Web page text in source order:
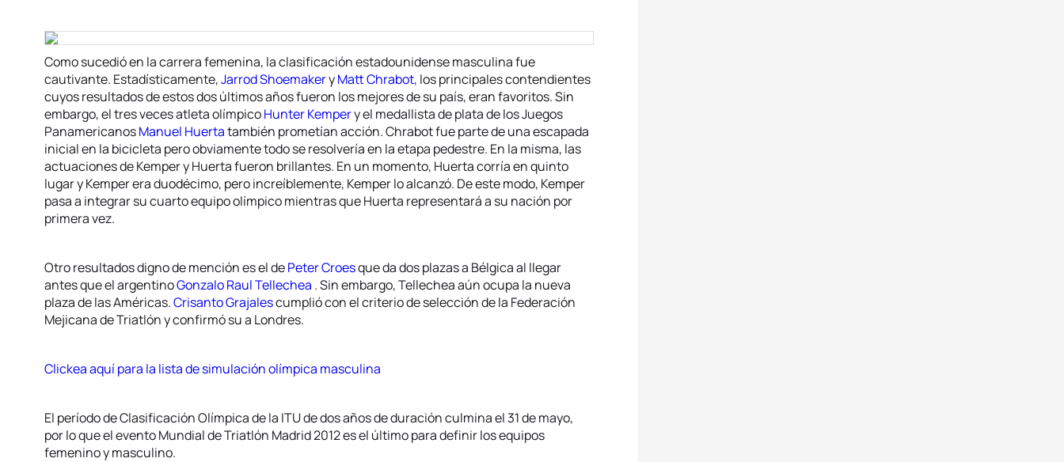
Como sucedió en la carrera femenina, la clasificación estadounidense masculina fue
cautivante. Estadísticamente,Jarrod ShoemakeryMatt Chrabot, los principales contendientes
cuyos resultados de estos dos últimos años fueron los mejores de su país, eran favoritos. Sin
embargo, el tres veces atleta olímpicoHunter Kempery el medallista de plata de los Juegos
PanamericanosManuel Huertatambién prometían acción. Chrabot fue parte de una escapada
inicial en la bicicleta pero obviamente todo se resolvería en la etapa pedestre. En la misma, las
actuaciones de Kemper y Huerta fueron brillantes. En un momento, Huerta corría en quinto
lugar y Kemper era duodécimo, pero increíblemente, Kemper lo alcanzó. De este modo, Kemper
pasa a integrar su cuarto equipo olímpico mientras que Huerta representará a su nación por
primera vez.
Otro resultados digno de mención es el dePeter Croesque da dos plazas a Bélgica al llegar
antes que el argentinoGonzalo Raul Tellechea . Sin embargo, Tellechea aún ocupa la nueva
plaza de las Américas.Crisanto Grajalescumplió con el criterio de selección de la Federación
Mejicana de Triatlón y confirmó su a Londres.
Clickea aquí para la lista de simulación olímpica masculina
El período de Clasificación Olímpica de la ITU de dos años de duración culmina el 31 de mayo,
por lo que el evento Mundial de Triatlón Madrid 2012 es el último para definir los equipos
femenino y masculino.